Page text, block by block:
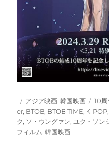
投
稿
日:
カ
テ
ゴ
リ
アジア映画,韓国映画
タ
グ
10周
er, BTOB, BTOB TIME, K-POP,
ク, ソ・ウングァン, ユク・ソン
フィルム,韓国映画